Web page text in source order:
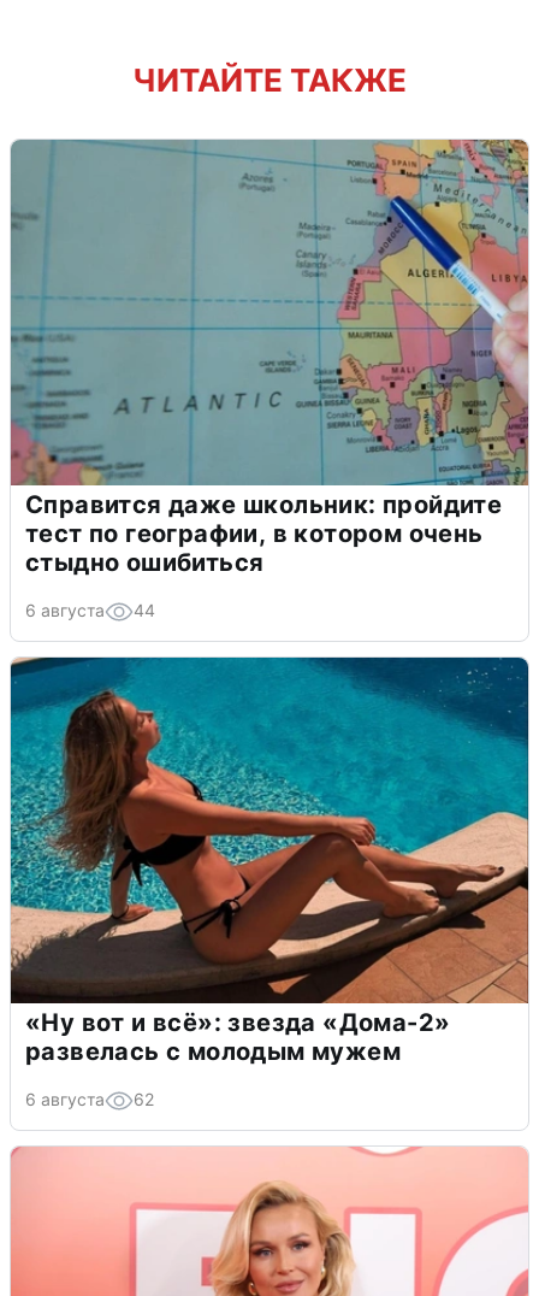
ЧИТАЙТЕ ТАКЖЕ
Справится даже школьник: пройдите
тест по географии, в котором очень
стыдно ошибиться
6 августа 44
«Ну вот и всё»: звезда «Дома-2»
развелась с молодым мужем
6 августа 62